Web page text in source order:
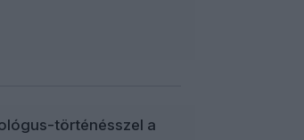
történésszel a